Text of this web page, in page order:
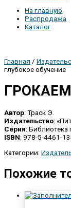
На главную
Распродажа
Каталог
Главная /
глубокое обучение
Автор: Траск Э.
Издательство:
Серия:
ISBN: 978-5-4461-
Категории:
Похожие